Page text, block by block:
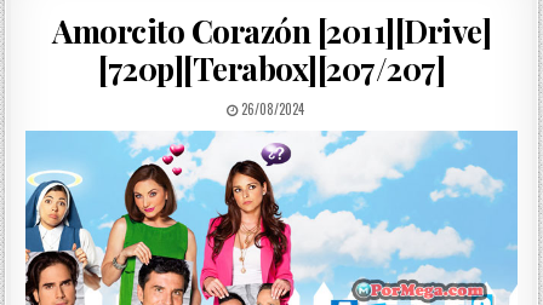
Amorcito Corazón [2011][Drive]
[720p][Terabox][207/207]
PUBLISHED DATE:
26/08/2024